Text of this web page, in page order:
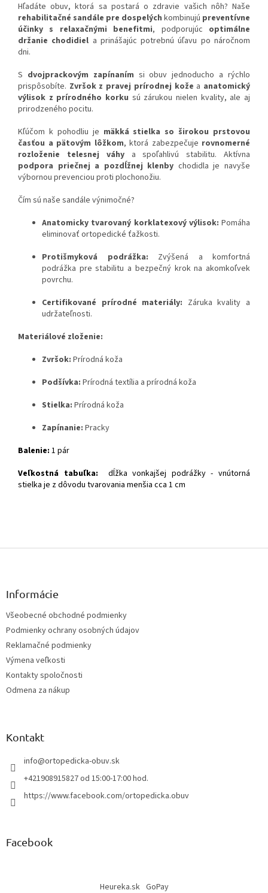
Hľadáte obuv, ktorá sa postará o zdravie vašich nôh? Naše
rehabilitačné sandále pre dospelých kombinujú preventívne
účinky s relaxačnými benefitmi, podporujúc optimálne
držanie chodidiel a prinášajúc potrebnú úľavu po náročnom
dni.
S dvojprackovým zapínaním si obuv jednoducho a rýchlo
prispôsobíte. Zvršok z pravej prírodnej kože a anatomický
výlisok z prírodného korku sú zárukou nielen kvality, ale aj
prirodzeného pocitu.
Kľúčom k pohodliu je mäkká stielka so širokou prstovou
časťou a pätovým lôžkom, ktorá zabezpečuje rovnomerné
rozloženie telesnej váhya spoľahlivú stabilitu. Aktívna
podpora priečnej a pozdĺžnej klenby chodidla je navyše
výbornou prevenciou proti plochonožiu.
Čím sú naše sandále výnimočné?
Anatomicky tvarovaný korklatexový výlisok: Pomáha
eliminovať ortopedické ťažkosti.
Protišmyková podrážka: Zvýšená a komfortná
podrážka pre stabilitu a bezpečný krok na akomkoľvek
povrchu.
Certifikované prírodné materiály: Záruka kvality a
udržateľnosti.
Materiálové zloženie:
Zvršok: Prírodná koža
Podšívka: Prírodná textília a prírodná koža
Stielka: Prírodná koža
Zapínanie: Pracky
Balenie: 1 pár
Veľkostná tabuľka: dĺžka vonkajšej podrážky - vnútorná
stielka je z dôvodu tvarovania menšia cca 1 cm
Z
Informácie
Všeobecné obchodné podmienky
Podmienky ochrany osobných údajov
Reklamačné podmienky
Výmena veľkosti
Kontakty spoločnosti
Odmena za nákup
Kontakt
info@ortopedicka-obuv.sk
+421908915827 od 15:00-17:00 hod.
https://www.facebook.com/ortopedicka.obuv
Facebook
Heureka.sk GoPay